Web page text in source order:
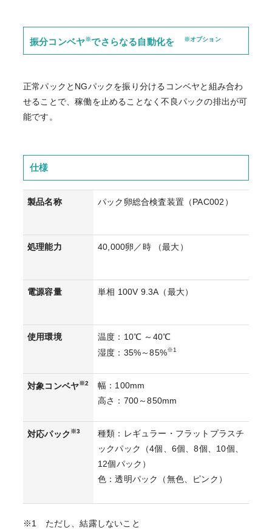
振分コンベヤ※でさらなる自動化を ※オプション
正常パックとNGパックを振り分けるコンベヤと組み合わ
せることで、稼働を止めることなく不良パックの排出が可
能です。
仕様
製品名称 パック卵総合検査装置（PAC002）
処理能力 40,000卵／時 （最大）
電源容量 単相 100V 9.3A（最大）
使用環境
温度：10℃ ～40℃
湿度：35%～85%※1
対象コンベヤ※2
幅：100mm
高さ：700～850mm
対応パック ※3
種類：レギュラー・フラットプラスチ
ックパック（4個、6個、8個、10個、
12個パック）
色：透明パック（無色、ピンク）
※1 ただし、結露しないこと